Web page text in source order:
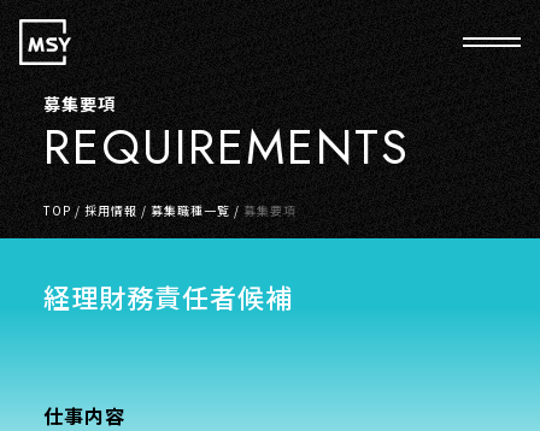
募集要項
REQUIREMENTS
TOP / 採用情報 / 募集職種一覧 / 募集要項
経理財務責任者候補
仕事内容